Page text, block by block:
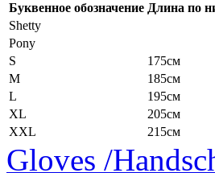
Буквенное обозначение Длина по
Shetty
Pony
S
175см
M
185см
L
195см
XL
205см
XXL
215см
Gloves /